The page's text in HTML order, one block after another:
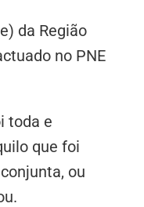
da Região
no PNE
toda e
que foi
ou